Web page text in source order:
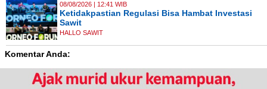
08/08/2026 | 12:41 WIB
Ketidakpastian Regulasi Bisa Hambat Investasi
Sawit
HALLO SAWIT
Komentar Anda: